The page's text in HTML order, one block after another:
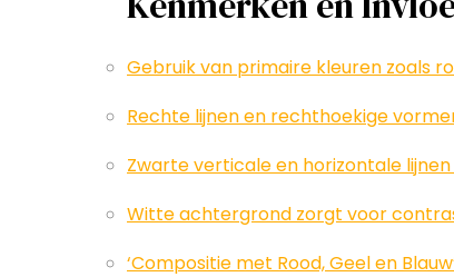
Gebruik van primaire kleuren zoals
Rechte lijnen en rechthoekige
Zwarte verticale en horizontale
Witte achtergrond zorgt voor
‘Compositie met Rood, Geel en